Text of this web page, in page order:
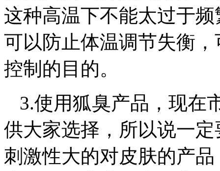
这种高温下不能太过于
可以防止体温调节失衡
控制的目的。
3.使用狐臭产品，现在
供大家选择，所以说一
刺激性大的对皮肤的产